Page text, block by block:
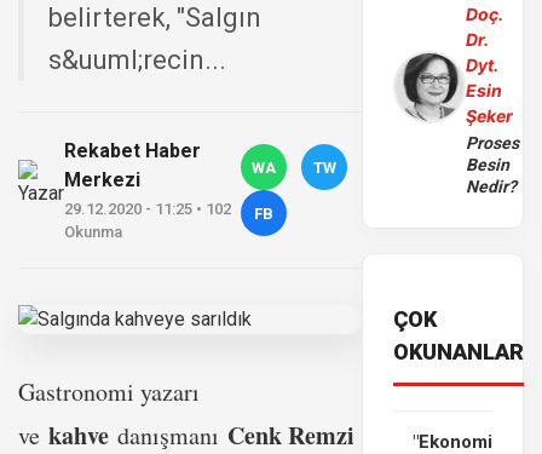
belirterek, "Salgın
s&uuml;recin...
Rekabet Haber
Merkezi
29.12.2020 - 11:25 • 102
Okunma
WA TW
FB
Gastronomi yazarı
ve kahve danışmanı Cenk Remzi
Doç.
Dr.
Dyt.
Esin
Şeker
Proses
Besin
Nedir?
ÇOK
OKUNANLAR
"Ekonomi